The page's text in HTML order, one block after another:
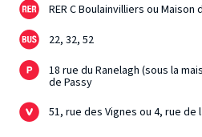
RER C Boulainvilliers ou Maison
22, 32, 52
18 rue du Ranelagh (sous la
de Passy
51, rue des Vignes ou 4, rue de